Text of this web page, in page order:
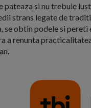
pateaza si nu trebuie
strans legate de
obtin podele si
a renunta